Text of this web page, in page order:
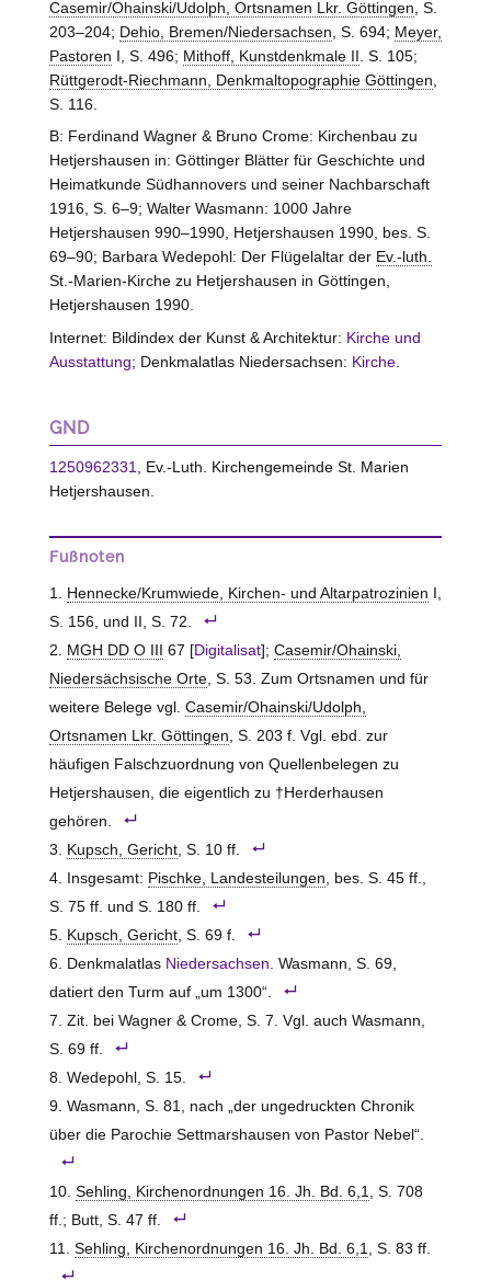
Casemir/Ohainski/Udolph, Ortsnamen Lkr. Göttingen, S.
203–204; Dehio, Bremen/Niedersachsen, S. 694; Meyer,
Pastoren I, S. 496; Mithoff, Kunstdenkmale II. S. 105;
Rüttgerodt-Riechmann, Denkmaltopographie Göttingen,
S. 116.
B: Ferdinand Wagner & Bruno Crome: Kirchenbau zu
Hetjershausen in: Göttinger Blätter für Geschichte und
Heimatkunde Südhannovers und seiner Nachbarschaft
1916, S. 6–9; Walter Wasmann: 1000 Jahre
Hetjershausen 990–1990, Hetjershausen 1990, bes. S.
69–90; Barbara Wedepohl: Der Flügelaltar der Ev.-luth.
St.-Marien-Kirche zu Hetjershausen in Göttingen,
Hetjershausen 1990.
Internet: Bildindex der Kunst & Architektur: Kirche und
Ausstattung; Denkmalatlas Niedersachsen: Kirche.
GND
1250962331
, Ev.-Luth. Kirchengemeinde St. Marien
Hetjershausen.
Fußnoten
Hennecke/Krumwiede, Kirchen- und Altarpatrozinien I,
S. 156, und II, S. 72.
MGH DD O III
67 [Digitalisat]; Casemir/Ohainski,
Niedersächsische Orte, S. 53. Zum Ortsnamen und für
weitere Belege vgl. Casemir/Ohainski/Udolph,
Ortsnamen Lkr. Göttingen, S. 203 f. Vgl. ebd. zur
häufigen Falschzuordnung von Quellenbelegen zu
Hetjershausen, die eigentlich zu †Herderhausen
gehören.
Kupsch, Gericht, S. 10 ff.
Insgesamt: Pischke, Landesteilungen, bes. S. 45 ff.,
S. 75 ff. und S. 180 ff.
Kupsch, Gericht, S. 69 f.
Denkmalatlas Niedersachsen. Wasmann, S. 69,
datiert den Turm auf „um 1300“.
Zit. bei Wagner & Crome, S. 7. Vgl. auch Wasmann,
S. 69 ff.
Wedepohl, S. 15.
Wasmann, S. 81, nach „der ungedruckten Chronik
über die Parochie Settmarshausen von Pastor Nebel“.
Sehling, Kirchenordnungen 16. Jh. Bd. 6,1, S. 708
ff.; Butt, S. 47 ff.
Sehling, Kirchenordnungen 16. Jh. Bd. 6,1, S. 83 ff.